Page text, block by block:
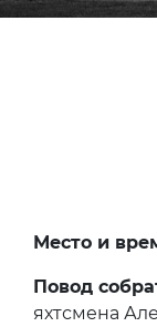
Место и
Повод
яхтсмена